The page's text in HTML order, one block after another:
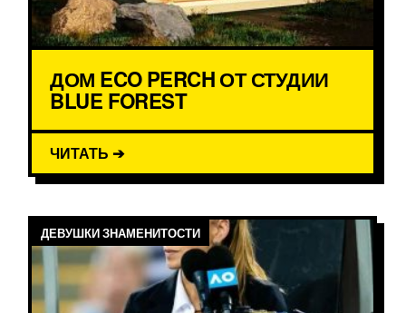
ДОМ ECO PERCH ОТ СТУДИИ
BLUE FOREST
ЧИТАТЬ ➔
ДЕВУШКИ ЗНАМЕНИТОСТИ